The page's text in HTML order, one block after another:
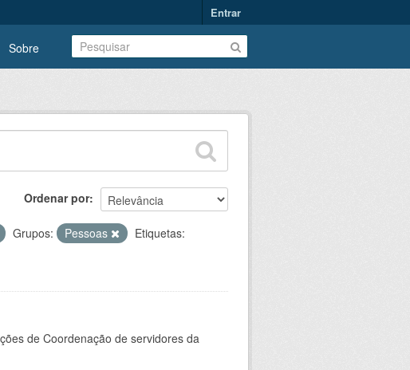
Entrar
Sobre
Ordenar por
Grupos: Pessoas
Etiquetas:
de Coordenação de servidores da